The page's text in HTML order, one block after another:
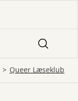
Queer Læseklub